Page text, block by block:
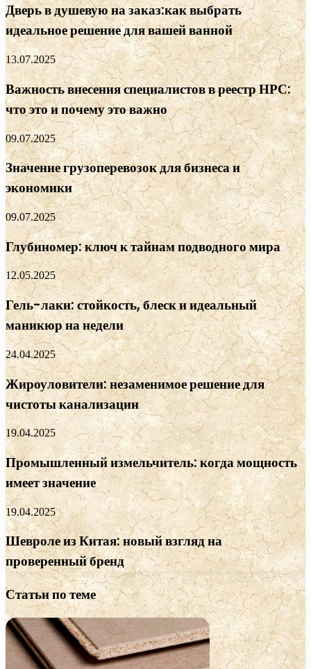
Дверь в душевую на заказ:как выбрать
идеальное решение для вашей ванной
13.07.2025
Важность внесения специалистов в реестр НРС:
что это и почему это важно
09.07.2025
Значение грузоперевозок для бизнеса и
экономики
09.07.2025
Глубиномер: ключ к тайнам подводного мира
12.05.2025
Гель-лаки: стойкость, блеск и идеальный
маникюр на недели
24.04.2025
Жироуловители: незаменимое решение для
чистоты канализации
19.04.2025
Промышленный измельчитель: когда мощность
имеет значение
19.04.2025
Шевроле из Китая: новый взгляд на
проверенный бренд
Статьи по теме